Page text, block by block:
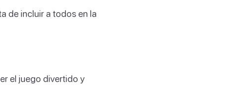
de incluir a todos en la
el juego divertido y